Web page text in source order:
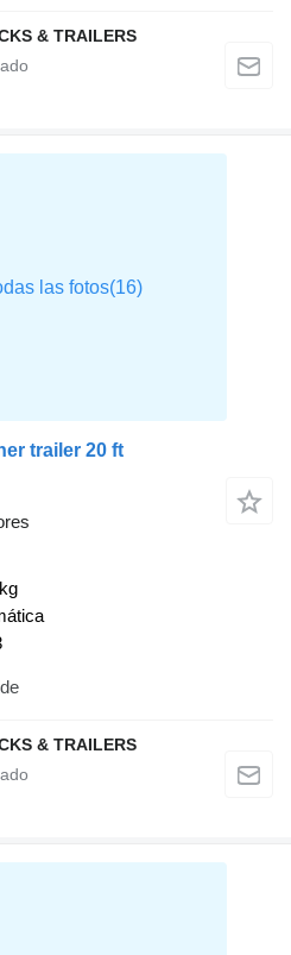
& TRAILERS
trailer 20 ft
& TRAILERS